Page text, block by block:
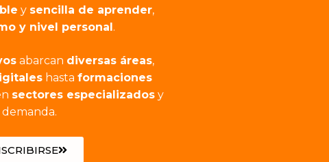
y sencilla de aprender,
y nivel personal.
abarcan diversas áreas,
hastaformaciones
sectores especializados y